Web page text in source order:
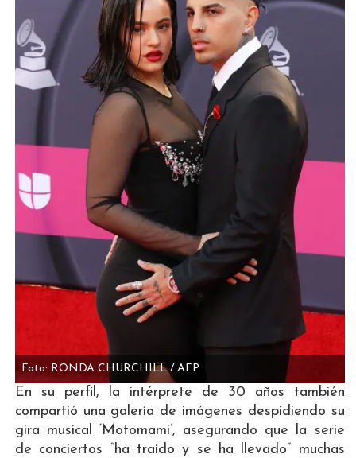
Foto: RONDA CHURCHILL / AFP
En su perfil, la intérprete de 30 años también
compartió una galería de imágenes despidiendo su
gira musical ‘Motomami’, asegurando que la serie
de conciertos “ha traído y se ha llevado” muchas